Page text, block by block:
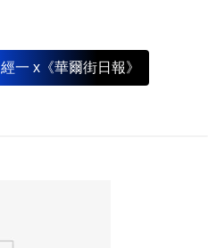
經一 x《華爾街日報》